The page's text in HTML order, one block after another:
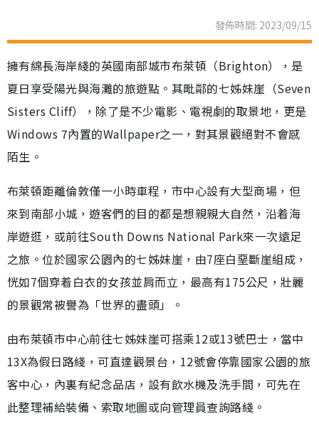
發佈時間: 2023/09/15
擁有綿長海岸綫的英國南部城市布萊頓（Brighton），是
夏日享受陽光與海灘的旅遊點。其毗鄰的七姊妹崖（Seven
Sisters Cliff），除了是不少電影、電視劇的取景地，更是
Windows 7內置的Wallpaper之一，對其景觀絕對不會感
陌生。
布萊頓距離倫敦僅一小時車程，市中心設有大型商場，但
來到南部小城，遊客們的目的都是想親親大自然，沿着海
岸遊逛，或前往South Downs National Park來一次遠足
之旅。位於國家公園內的七姊妹崖，由7座白堊斷崖組成，
恍如7個穿着白衣的女孩並肩而立，最高有175公尺，壯麗
的景觀常被譽為「世界的盡頭」。
由布萊頓市中心前往七姊妹崖可搭乘12或13號巴士，當中
13X為假日路綫，可直達觀景台，12號會停靠國家公園的旅
客中心，內裏有紀念品店，設有飲水機及洗手間，可先在
此整理補給裝備、索取地圖或向管理員查詢路綫。